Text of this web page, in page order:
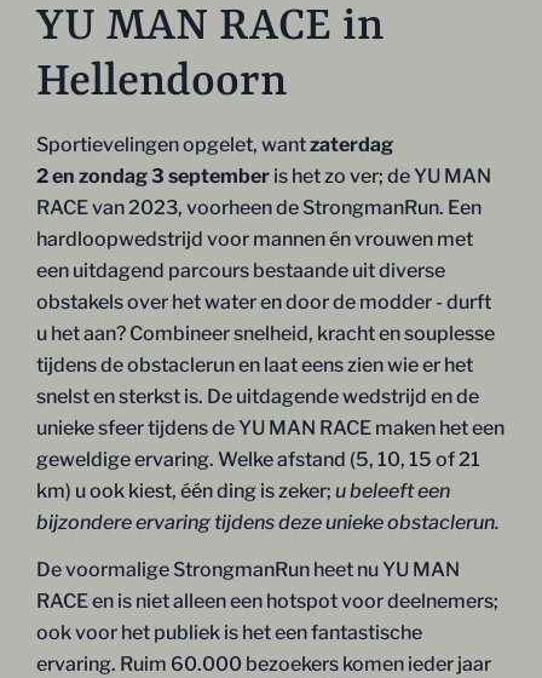
YU MAN RACE in
Hellendoorn
Sportievelingen opgelet, wantzaterdag
2 en zondag 3 september is het zo ver; de YU MAN
RACE van 2023, voorheen de StrongmanRun. Een
hardloopwedstrijd voor mannen én vrouwen met
een uitdagend parcours bestaande uit diverse
obstakels over het water en door de modder - durft
u het aan? Combineer snelheid, kracht en souplesse
tijdens de obstaclerun en laat eens zien wie er het
snelst en sterkst is. De uitdagende wedstrijd en de
unieke sfeer tijdens de YU MAN RACE maken het een
geweldige ervaring. Welke afstand (5, 10, 15 of 21
km) u ook kiest, één ding is zeker;u beleeft een
bijzondere ervaring tijdens deze unieke obstaclerun.
De voormalige StrongmanRun heet nu YU MAN
RACE en is niet alleen een hotspot voor deelnemers;
ook voor het publiek is het een fantastische
ervaring. Ruim 60.000 bezoekers komen ieder jaar